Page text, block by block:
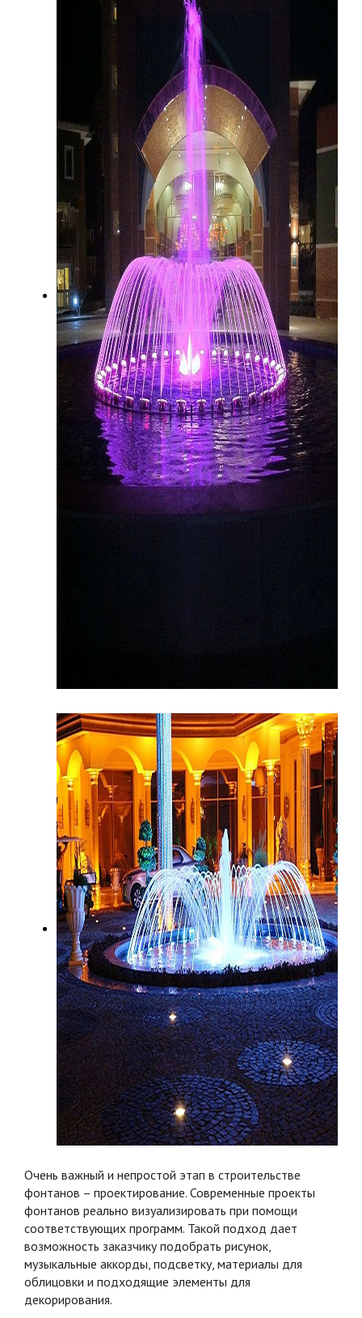
Очень важный и непростой этап в строительстве
фонтанов – проектирование. Современные проекты
фонтанов реально визуализировать при помощи
соответствующих программ. Такой подход дает
возможность заказчику подобрать рисунок,
музыкальные аккорды, подсветку, материалы для
облицовки и подходящие элементы для
декорирования.